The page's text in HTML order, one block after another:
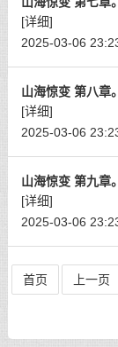
[详细]
2025-03-06
山海惊变 第八章
[详细]
2025-03-06
山海惊变 第九章
[详细]
2025-03-06
首页 上一页